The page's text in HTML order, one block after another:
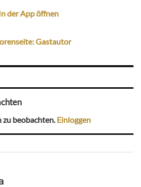
der App öffnen
Gastautor
zu beobachten.Einloggen